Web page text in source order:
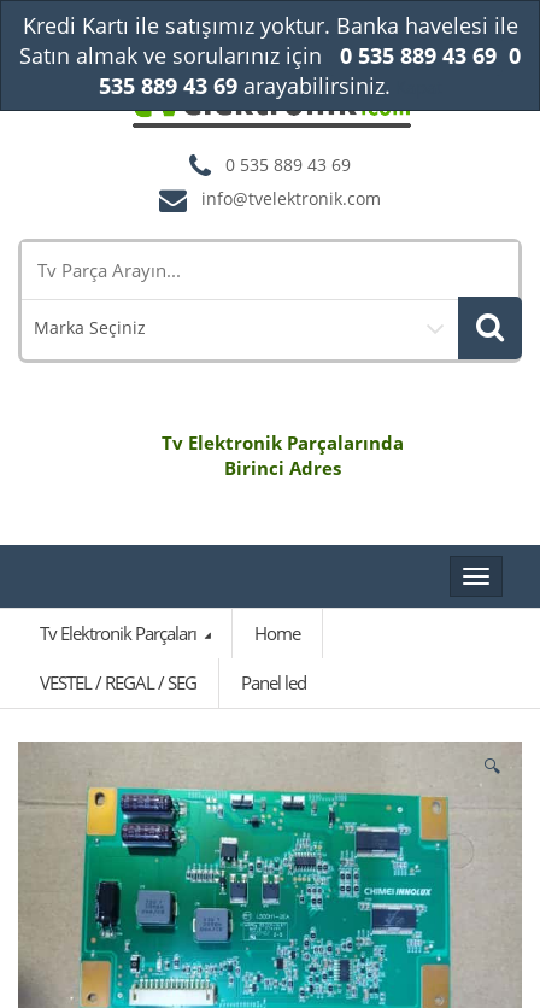
0 535 889 43 69
info@tvelektronik.com
Marka Seçiniz
Tv Elektronik Parçalarında
Birinci Adres
Toggle
Tv Elektronik Parçaları
Home
VESTEL / REGAL / SEG Panel led
🔍
Kredi Kartı ile satışımız yoktur. Banka havelesi ile
Satın almak ve sorularınız için
0 535 889 43 69 0
535 889 43 69arayabilirsiniz.